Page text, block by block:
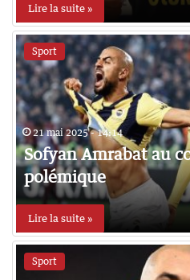
Lire la suite »
Sport
21 mai 2025 - 14:14
Sofyan Amrabat au
polémique
Lire la suite »
Sport